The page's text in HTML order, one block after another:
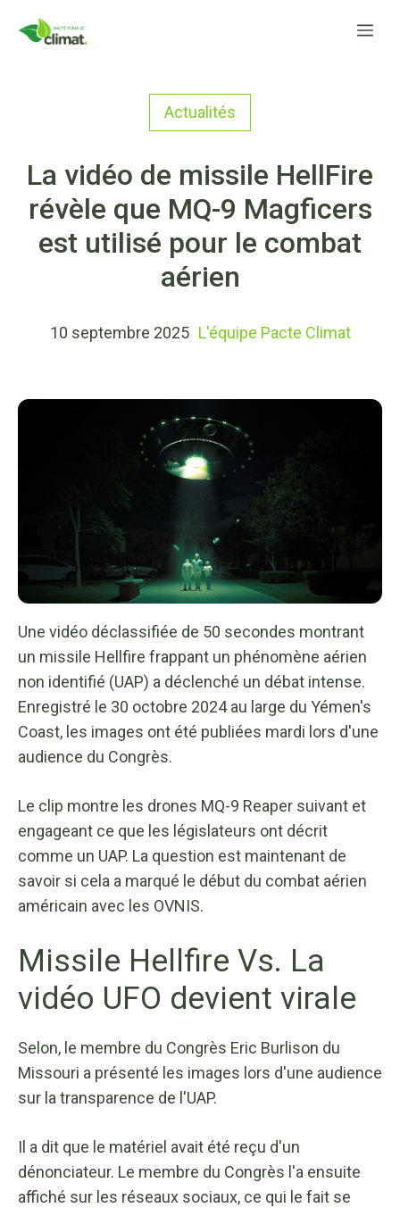
Actualités
La vidéo de missile HellFire
révèle que MQ-9 Magficers
est utilisé pour le combat
aérien
10 septembre 2025 L'équipe Pacte Climat
Une vidéo déclassifiée de 50 secondes montrant
un missile Hellfire frappant un phénomène aérien
non identifié (UAP) a déclenché un débat intense.
Enregistré le 30 octobre 2024 au large du Yémen's
Coast, les images ont été publiées mardi lors d'une
audience du Congrès.
Le clip montre les drones MQ-9 Reaper suivant et
engageant ce que les législateurs ont décrit
comme un UAP. La question est maintenant de
savoir si cela a marqué le début du combat aérien
américain avec les OVNIS.
Missile Hellfire Vs. La
vidéo UFO devient virale
Selon, le membre du Congrès Eric Burlison du
Missouri a présenté les images lors d'une audience
sur la transparence de l'UAP.
Il a dit que le matériel avait été reçu d'un
dénonciateur. Le membre du Congrès l'a ensuite
affiché sur les réseaux sociaux, ce qui le fait se